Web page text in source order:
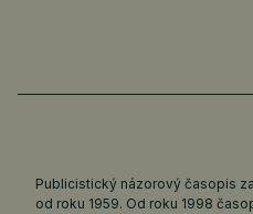
Publicistický názorový časopis
od roku 1959. Od roku 1998